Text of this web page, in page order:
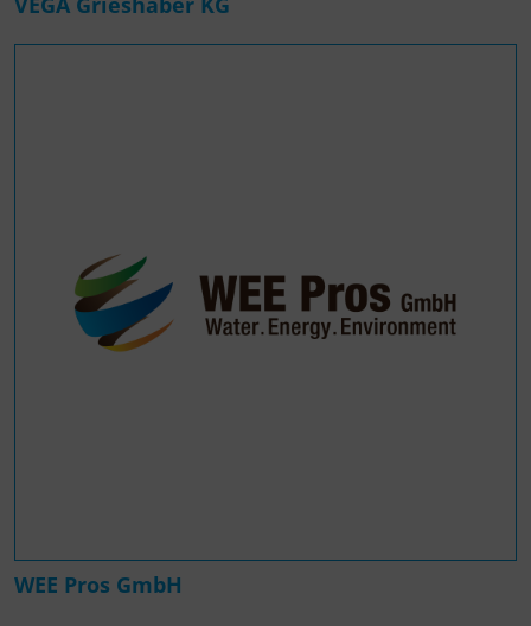
WEE Pros GmbH